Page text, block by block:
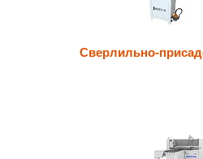
Сверлильно-